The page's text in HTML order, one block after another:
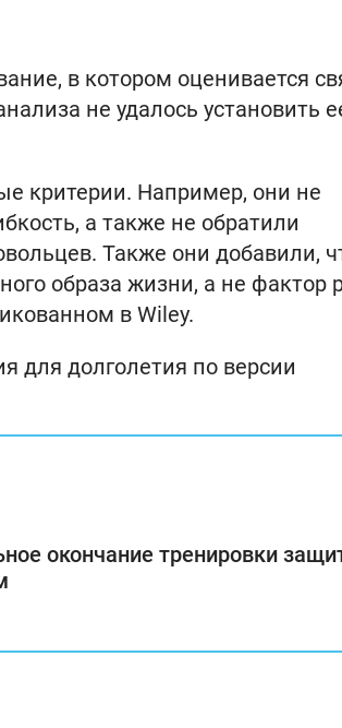
в котором оценивается
не удалось установить
критерии. Например, они не
а также не обратили
Также они добавили,
образа жизни, а не фактор
в Wiley.
для долголетия по версии
окончание тренировки